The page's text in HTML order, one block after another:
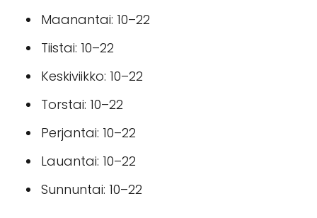
Maanantai: 10–22
Tiistai: 10–22
Keskiviikko: 10–22
Torstai: 10–22
Perjantai: 10–22
Lauantai: 10–22
Sunnuntai: 10–22